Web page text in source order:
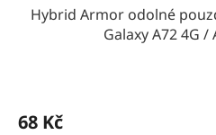
Hybrid Armor odolné
Galaxy A72 4G /
68 Kč